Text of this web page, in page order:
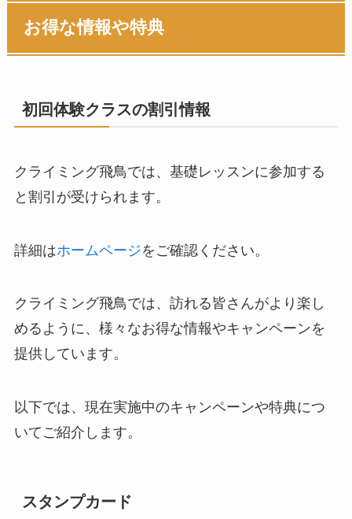
通常利
￥1,40
貸切利用時間帯(土日祝)
5人までの料金
説 | 「ぶちょログ」
お得な情報や特典
初回体験クラスの割引情報
クライミング飛鳥では、基礎レッスンに参加する
と割引が受けられます。
詳細はホームページをご確認ください。
クライミング飛鳥では、訪れる皆さんがより楽し
めるように、様々なお得な情報やキャンペーンを
提供しています。
以下では、現在実施中のキャンペーンや特典につ
いてご紹介します。
スタンプカード